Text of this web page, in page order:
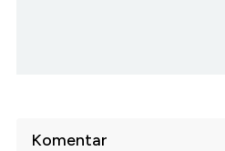
Komentar